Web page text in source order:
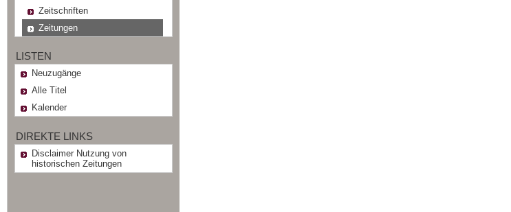
Zeitschriften
Zeitungen
LISTEN
Neuzugänge
Alle Titel
Kalender
DIREKTE LINKS
Disclaimer Nutzung von
historischen Zeitungen